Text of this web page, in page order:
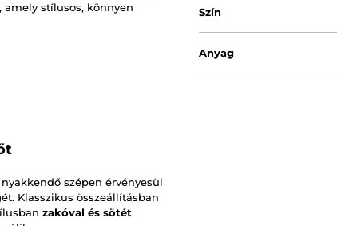
stílusos, könnyen
szépen érvényesül
Klasszikus összeállításban
zakóval és sötét
Szín
Anyag